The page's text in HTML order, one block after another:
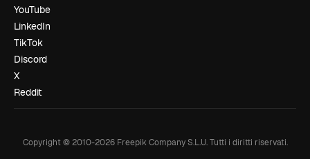
YouTube
LinkedIn
TikTok
Discord
X
Reddit
Copyright © 2010-2026Freepik Company S.L.U. Tutti i diritti riservati.